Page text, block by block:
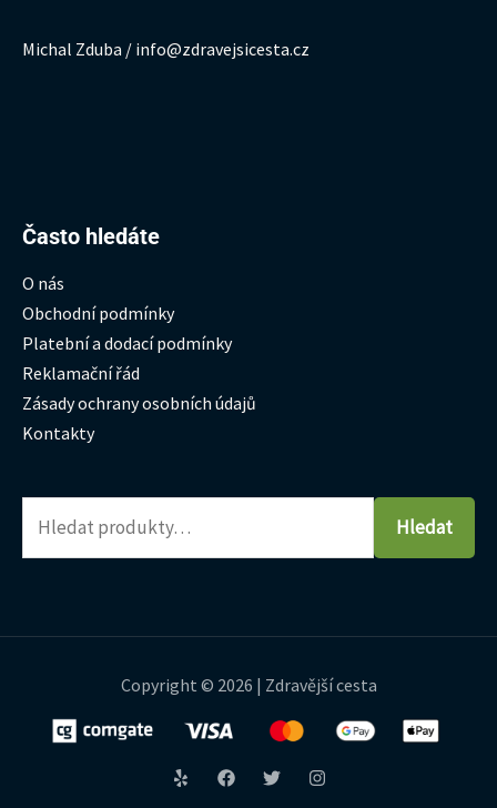
Michal Zduba / info@zdravejsicesta.cz
Často hledáte
O nás
Obchodní podmínky
Platební a dodací podmínky
Reklamační řád
Zásady ochrany osobních údajů
Kontakty
Hledat:
Hledat
Copyright © 2026 | Zdravější cesta